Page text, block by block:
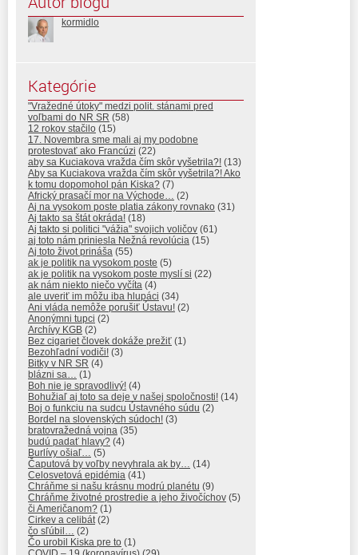
kormidlo
Kategórie
"Vražedné útoky" medzi polit. stánami pred
voľbami do NR SR (58)
12 rokov stačilo (15)
17. Novembra sme mali aj my podobne
protestovať ako Francúzi (22)
aby sa Kuciakova vražda čím skôr vyšetrila?! (13)
Aby sa Kuciakova vražda čím skôr vyšetrila?! Ako
k tomu dopomohol pán Kiska? (7)
Africký prasačí mor na Východe… (2)
Aj na vysokom poste platia zákony rovnako (31)
Aj takto sa štát okráda! (18)
Aj takto si politici "vážia" svojich voličov (61)
aj toto nám priniesla Nežná revolúcia (15)
Aj toto život prináša (55)
ak je politik na vysokom poste (5)
ak je politik na vysokom poste myslí si (22)
ak nám niekto niečo vyčíta (4)
ale uveriť im môžu iba hlupáci (34)
Ani vláda nemôže porušiť Ústavu! (2)
Anonýmni tupci (2)
Archívy KGB (2)
Bez cigariet človek dokáže prežiť (1)
Bezohľadní vodiči! (3)
Bitky v NR SR (4)
blázni sa… (1)
Boh nie je spravodlivý! (4)
Bohužiaľ aj toto sa deje v našej spoločnosti! (14)
Boj o funkciu na sudcu Ústavného súdu (2)
Bordel na slovenských súdoch! (3)
bratovražedná vojna (35)
budú padať hlavy? (4)
Burlívy ošiaľ… (5)
Čaputová by voľby nevyhrala ak by… (14)
Celosvetová epidémia (41)
Chráňme si našu krásnu modrú planétu (9)
Chráňme životné prostredie a jeho živočíchov (5)
či Američanom? (1)
Cirkev a celibát(2)
čo sľúbil… (2)
Čo urobil Kiska pre to (1)